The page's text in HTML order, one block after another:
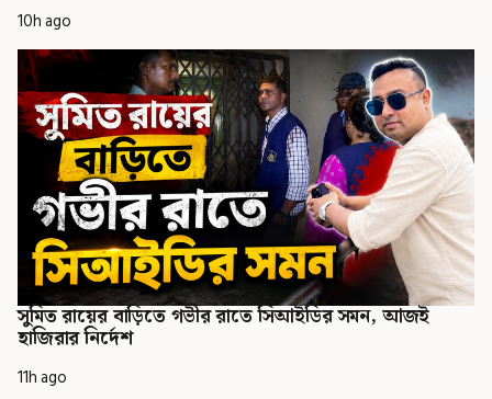
10h ago
সুমিত রায়ের বাড়িতে গভীর রাতে সিআইডির সমন, আজই
হাজিরার নির্দেশ
11h ago